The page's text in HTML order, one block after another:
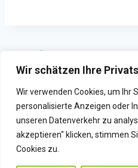
Wir schätzen Ihre
Wir verwenden Cookies, um Ihr
personalisierte Anzeigen oder
unseren Datenverkehr zu
akzeptieren" klicken, stimmen
Cookies zu.
„Die besten Ideen entstehen